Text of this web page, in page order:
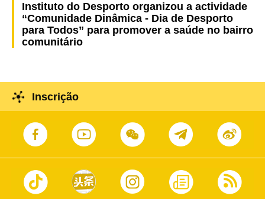
Instituto do Desporto organizou a actividade
“Comunidade Dinâmica - Dia de Desporto
para Todos” para promover a saúde no bairro
comunitário
Inscrição